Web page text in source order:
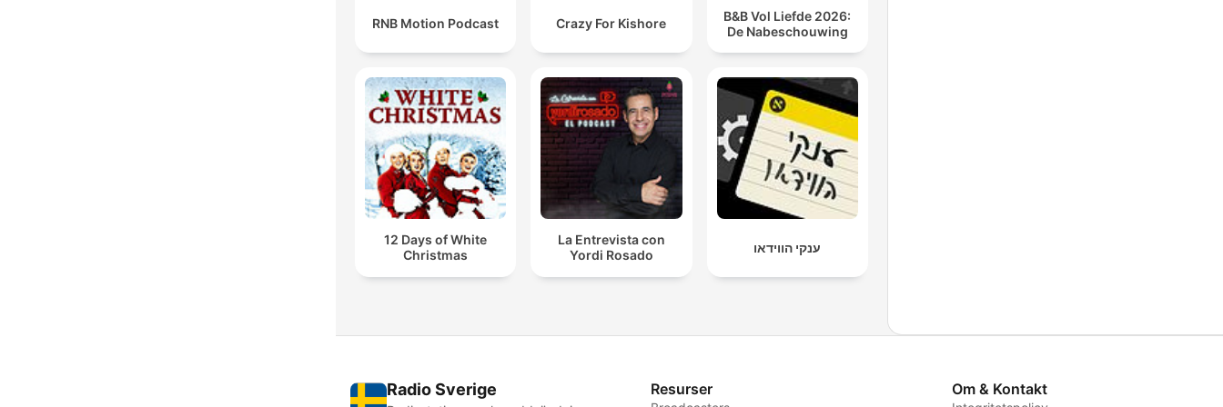
RNB Motion Podcast Crazy For Kishore
B&B Vol Liefde 2026:
De Nabeschouwing
12 Days of White
Christmas
La Entrevista con
Yordi Rosado
ענקי הווידאו
Radio Sverige Resurser Om & Kontakt